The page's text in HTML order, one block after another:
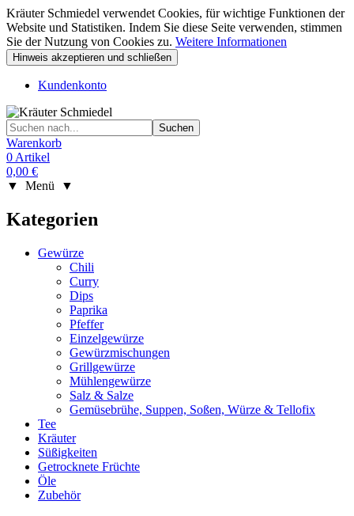
Kräuter Schmiedel verwendet Cookies, für wichtige Funktionen der
Website und Statistiken. Indem Sie diese Seite verwenden, stimmen
Sie der Nutzung von Cookies zu. Weitere Informationen
Hinweis akzeptieren und schließen
Kundenkonto
Warenkorb
0 Artikel
0,00 €
▼ Menü ▼
Kategorien
Gewürze
Chili
Curry
Dips
Paprika
Pfeffer
Einzelgewürze
Gewürzmischungen
Grillgewürze
Mühlengewürze
Salz & Salze
Gemüsebrühe, Suppen, Soßen, Würze & Tellofix
Tee
Kräuter
Süßigkeiten
Getrocknete Früchte
Öle
Zubehör